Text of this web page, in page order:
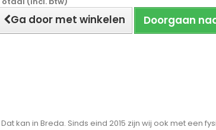
Ga door met winkelen Doorgaan
kan in Breda. Sinds eind 2015 zijn wij ook met een